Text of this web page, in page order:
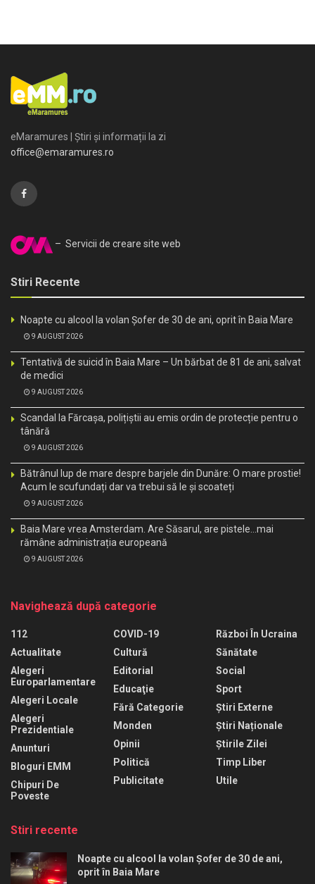
eMaramures | Știri și informații la zi
office@emaramures.ro
– Servicii de creare site web
Stiri Recente
Noapte cu alcool la volan Șofer de 30 de ani, oprit în Baia Mare
9 AUGUST 2026
Tentativă de suicid în Baia Mare – Un bărbat de 81 de ani, salvat
de medici
9 AUGUST 2026
Scandal la Fărcașa, polițiștii au emis ordin de protecție pentru o
tânără
9 AUGUST 2026
Bătrânul lup de mare despre barjele din Dunăre: O mare prostie!
Acum le scufundați dar va trebui să le și scoateți
9 AUGUST 2026
Baia Mare vrea Amsterdam. Are Săsarul, are pistele…mai
rămâne administrația europeană
9 AUGUST 2026
Navighează după categorie
112
Actualitate
Alegeri
Europarlamentare
Alegeri Locale
Alegeri
Prezidentiale
Anunturi
Bloguri EMM
Chipuri De
Poveste
COVID-19
Cultură
Editorial
Educaţie
Fără Categorie
Monden
Opinii
Politică
Publicitate
Război În Ucraina
Sănătate
Social
Sport
Știri Externe
Știri Naționale
Știrile Zilei
Timp Liber
Utile
Stiri recente
Noapte cu alcool la volan Șofer de 30 de ani,
oprit în Baia Mare